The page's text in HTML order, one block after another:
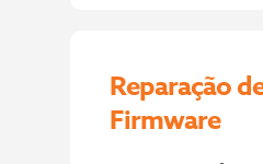
Reparação
Firmware